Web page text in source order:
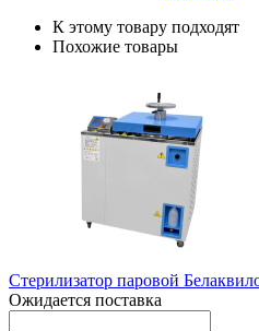
К этому товару подходят
Похожие товары
Стерилизатор паровой
Ожидается поставка